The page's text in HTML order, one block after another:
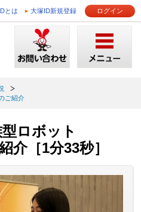
とは 大塚ID新規登録 ログイン
ご紹介
ロボット
介［1分33秒］